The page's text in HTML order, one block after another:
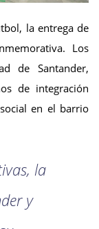
la entrega de
Los
de Santander,
de integración
en el barrio
la
y